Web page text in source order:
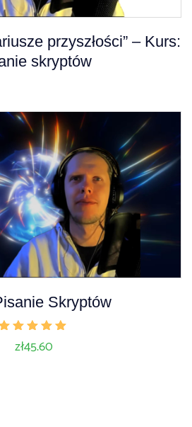
przyszłości” – Kurs:
skryptów
Skryptów
Oceniono
5.00
zł45.60